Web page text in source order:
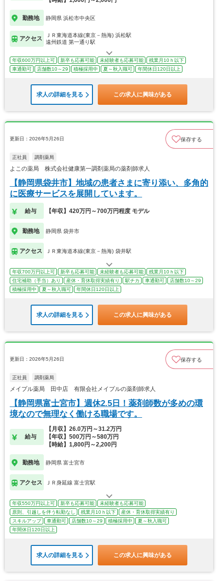
勤務地 静岡県 浜松市中央区
アクセス
ＪＲ東海道本線(東京－熱海) 浜松駅
遠州鉄道 第一通り駅
年収600万円以上可 新卒も応募可能 未経験者も応募可能
残業月10ｈ以下
車通勤可
店舗数10～29 積極採用中 夏～秋入職可 年間休日120日以上
求人の詳細を見る この求人に興味がある
更新日：2026年5月26日 保存する
正社員 調剤薬局
よこの薬局 株式会社健康第一調剤薬局の薬剤師求人
【静岡県袋井市】地域の患者さまに寄り添い、多角的
に医療サービスを展開しています。
給与 【年収】420万円～700万円程度 モデル
勤務地 静岡県 袋井市
アクセス ＪＲ東海道本線(東京－熱海) 袋井駅
年収700万円以上可 新卒も応募可能 未経験者も応募可能
残業月10ｈ以下
住宅補助（手当）あり
産休・育休取得実績有り 駅チカ 車通勤可
店舗数10～29
積極採用中
夏～秋入職可 年間休日120日以上
求人の詳細を見る この求人に興味がある
更新日：2026年5月26日 保存する
正社員 調剤薬局
メイプル薬局 田中店 有限会社メイプルの薬剤師求人
【静岡県富士宮市】週休2.5日！薬剤師数が多めの環
境なので無理なく働ける職場です。
給与
【月収】26.0万円～31.2万円
【年収】500万円～580万円
【時給】1,800円～2,200円
勤務地 静岡県 富士宮市
アクセス ＪＲ身延線 富士宮駅
年収550万円以上可 新卒も応募可能
未経験者も応募可能
原則、引越しを伴う転勤なし
残業月10ｈ以下
産休・育休取得実績有り
スキルアップ
車通勤可 店舗数10～29 積極採用中
夏～秋入職可
年間休日120日以上
求人の詳細を見る この求人に興味がある